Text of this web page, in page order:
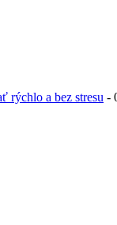
rýchlo a bez stresu -